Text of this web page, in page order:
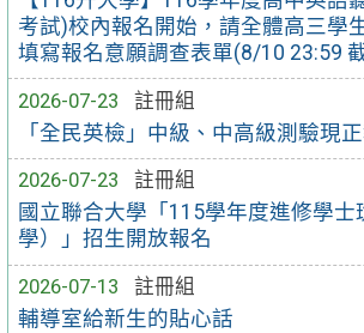
考試)校內報名開始，請全體高三學
填寫報名意願調查表單(8/10 23:59
2026-07-23
註冊組
「全民英檢」中級、中高級測驗現
2026-07-23
註冊組
國立聯合大學「115學年度進修學士
學）」招生開放報名
2026-07-13
註冊組
輔導室給新生的貼心話